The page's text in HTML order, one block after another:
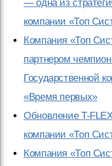
— одна из
компании «Топ
Компания «Топ
партнером
Государственной
«Время первых»
Обновление T-
компании «Топ
Компания «Топ